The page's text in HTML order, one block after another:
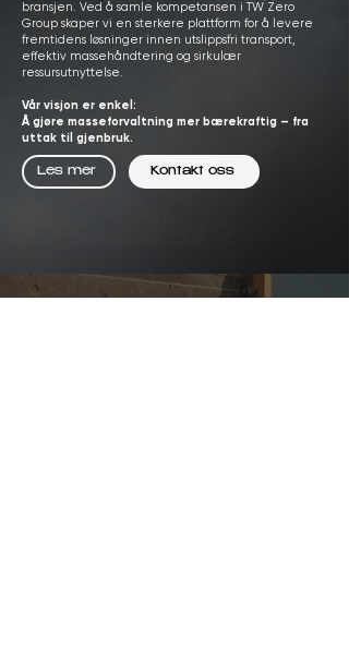
bransjen. Ved å samle kompetansen i TW Zero
Group skaper vi en sterkere plattform for å levere
fremtidens løsninger innen utslippsfri transport,
effektiv massehåndtering og sirkulær
ressursutnyttelse.
Vår visjon er enkel:
Å gjøre masseforvaltning mer bærekraftig – fra
uttak til gjenbruk.
Les mer Kontakt oss